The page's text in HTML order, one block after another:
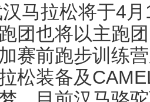
拉松将于4月
团也将以主跑
赛前跑步训练
松装备及